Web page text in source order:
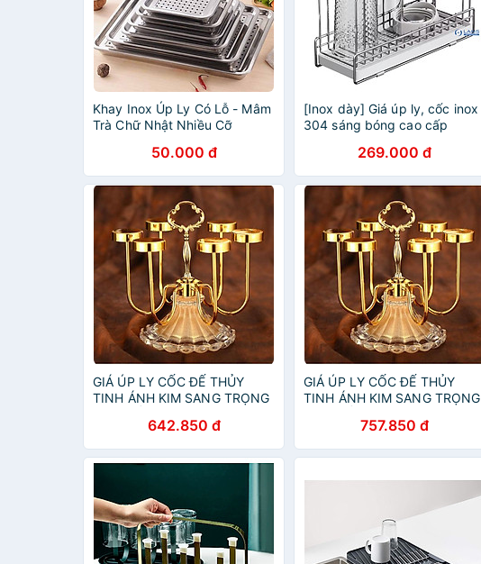
Khay Inox Úp Ly Có Lỗ - Mâm
Trà Chữ Nhật Nhiều Cỡ
50.000 đ
[Inox dày] Giá úp ly, cốc inox
304 sáng bóng cao cấp
269.000 đ
GIÁ ÚP LY CỐC ĐẾ THỦY
TINH ÁNH KIM SANG TRỌNG
642.850 đ
GIÁ ÚP LY CỐC ĐẾ THỦY
TINH ÁNH KIM SANG TRỌNG
757.850 đ